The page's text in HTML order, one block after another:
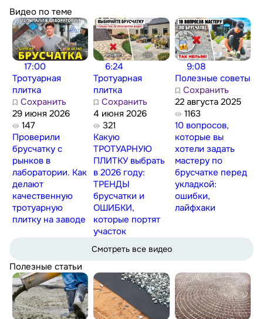
Видео по теме
17:00
Тротуарная
плитка
Сохранить
29 июня 2026
147
Проверили
брусчатку с
рынков в
лаборатории. Как
делают
качественную
тротуарную
плитку на заводе
6:24
Тротуарная
плитка
Сохранить
4 июня 2026
321
Какую
ТРОТУАРНУЮ
ПЛИТКУ выбрать
в 2026 году:
ТРЕНДЫ
брусчатки и
ОШИБКИ,
которые портят
участок
9:08
Полезные советы
Сохранить
22 августа 2025
1163
10 вопросов,
которые вы
хотели задать
мастеру по
брусчатке перед
укладкой:
ошибки,
лайфхаки
Смотреть все видео
Полезные статьи